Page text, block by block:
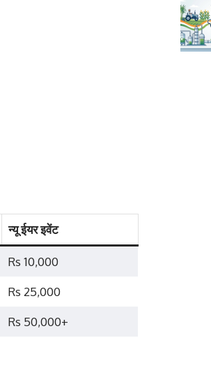
न्यू ईयर इवेंट
Rs 10,000
Rs 25,000
Rs 50,000+